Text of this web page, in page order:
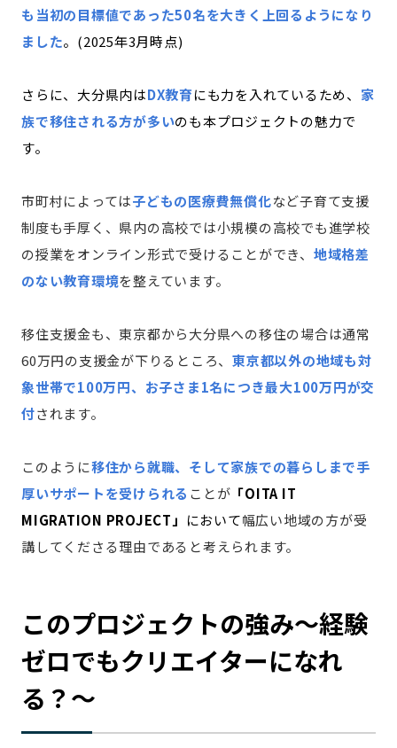
も当初の目標値であった50名を大きく上回るようになり
ました。(2025年3月時点)
さらに、大分県内はDX教育にも力を入れているため、 家
族で移住される方が多いのも本プロジェクトの魅力で
す。
市町村によっては子どもの医療費無償化など子育て支援
制度も手厚く、県内の高校では小規模の高校でも進学校
の授業をオンライン形式で受けることができ、 地域格差
のない教育環境を整えています。
移住支援金も、東京都から大分県への移住の場合は通常
60万円の支援金が下りるところ、 東京都以外の地域も対
象世帯で100万円、お子さま1名につき最大100万円が交
付されます。
このように移住から就職、そして家族での暮らしまで手
厚いサポートを受けられる ことが 「OITA IT
MIGRATION PROJECT」 において幅広い地域の方が受
講してくださる理由であると考えられます。
このプロジェクトの強み〜経験
ゼロでもクリエイターになれ
る？〜